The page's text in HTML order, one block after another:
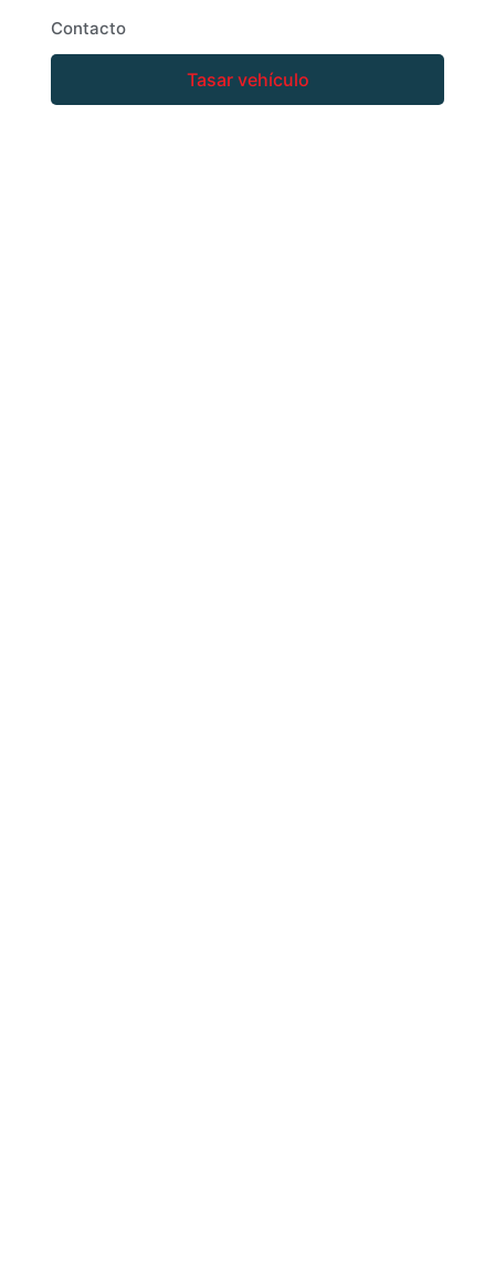
Contacto
Tasar vehículo